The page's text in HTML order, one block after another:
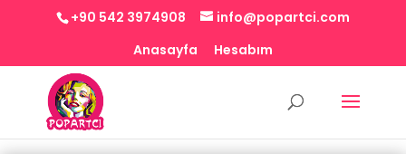
+90 542 3974908
info@popartci.com
Anasayfa
Hesabım